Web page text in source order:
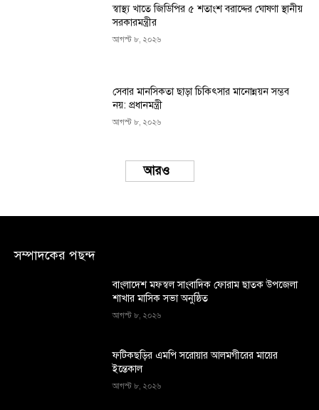
স্বাস্থ্য খাতে জিডিপির ৫ শতাংশ বরাদ্দের ঘোষণা স্থানীয়
সরকারমন্ত্রীর
আগস্ট ৮, ২০২৬
সেবার মানসিকতা ছাড়া চিকিৎসার মানোন্নয়ন সম্ভব
নয়: প্রধানমন্ত্রী
আগস্ট ৮, ২০২৬
Load more
সম্পাদকের পছন্দ
বাংলাদেশ মফস্বল সাংবাদিক ফোরাম ছাতক উপজেলা
শাখার মাসিক সভা অনুষ্ঠিত
আগস্ট ৮, ২০২৬
ফটিকছড়ির এমপি সরোয়ার আলমগীরের মায়ের
ইন্তেকাল
আগস্ট ৮, ২০২৬